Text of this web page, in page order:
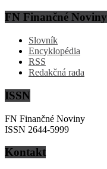
FN Finančné Noviny
Slovník
Encyklopédia
RSS
Redakčná rada
ISSN
FN Finančné Noviny
ISSN 2644-5999
Kontakt